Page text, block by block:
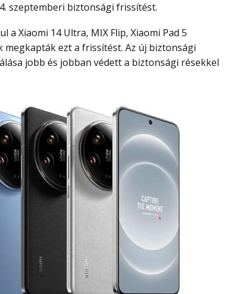
szeptemberi biztonsági frissítést.
megkapták ezt a frissítést. Az új biztonsági
jobb és jobban védett a biztonsági résekkel